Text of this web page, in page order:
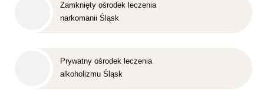
Zamknięty ośrodek leczenia
narkomanii Śląsk
Prywatny ośrodek leczenia
alkoholizmu Śląsk